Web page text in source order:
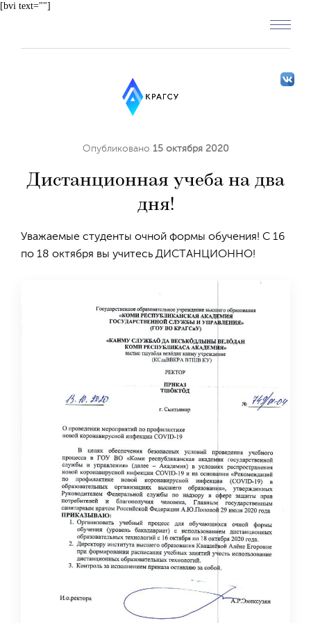
[bvi text=""]
Опубликовано 15 октября 2020
Дистанционная учеба на два
дня!
Уважаемые студенты очной формы обучения! С 16
по 18 октября вы учитесь ДИСТАНЦИОННО!